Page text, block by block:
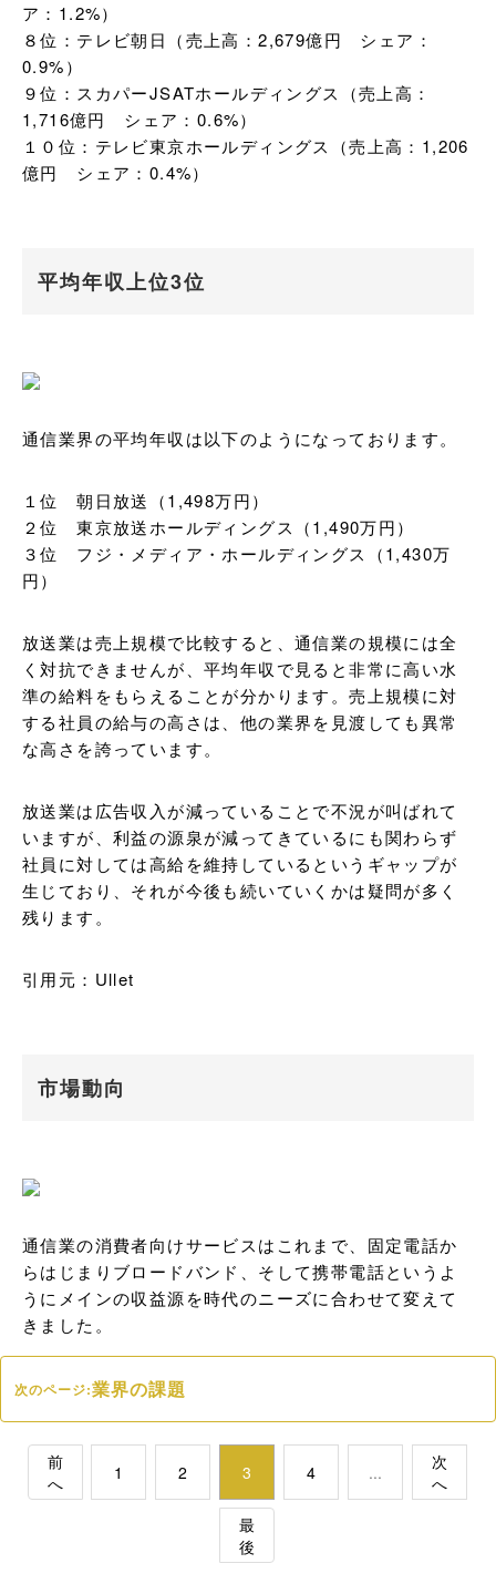
ア：1.2%）
８位：テレビ朝日（売上高：2,679億円　シェア：
0.9%）
９位：スカパーJSATホールディングス（売上高：
1,716億円　シェア：0.6%）
１０位：テレビ東京ホールディングス（売上高：1,206
億円　シェア：0.4%）
平均年収上位3位
通信業界の平均年収は以下のようになっております。
１位　朝日放送（1,498万円）
２位　東京放送ホールディングス（1,490万円）
３位　フジ・メディア・ホールディングス（1,430万
円）
放送業は売上規模で比較すると、通信業の規模には全
く対抗できませんが、平均年収で見ると非常に高い水
準の給料をもらえることが分かります。売上規模に対
する社員の給与の高さは、他の業界を見渡しても異常
な高さを誇っています。
放送業は広告収入が減っていることで不況が叫ばれて
いますが、利益の源泉が減ってきているにも関わらず
社員に対しては高給を維持しているというギャップが
生じており、それが今後も続いていくかは疑問が多く
残ります。
引用元：Ullet
市場動向
通信業の消費者向けサービスはこれまで、固定電話か
らはじまりブロードバンド、そして携帯電話というよ
うにメインの収益源を時代のニーズに合わせて変えて
きました。
次のページ:業界の課題
前
へ
1 2 3 4 ...
次
へ
最
後